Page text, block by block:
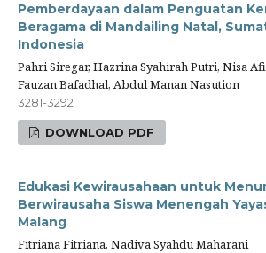
Pemberdayaan dalam Penguatan
Beragama di Mandailing Natal,
Indonesia
Pahri Siregar, Hazrina Syahirah Putri, Nisa
Fauzan Bafadhal, Abdul Manan Nasution
3281-3292
DOWNLOAD PDF
Edukasi Kewirausahaan untuk
Berwirausaha Siswa Menengah
Malang
Fitriana Fitriana, Nadiva Syahdu Maharani